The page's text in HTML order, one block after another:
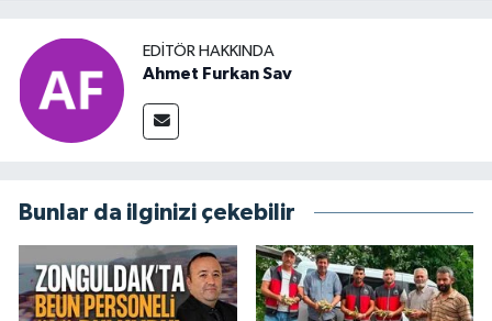
EDITÖR HAKKINDA
Ahmet Furkan Sav
Bunlar da ilginizi çekebilir